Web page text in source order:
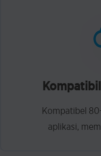
Kompatibel
aplikasi,